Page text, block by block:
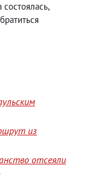
состоялась,
из
отсеяли